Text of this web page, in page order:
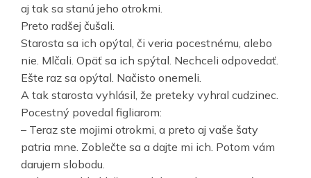
aj tak sa stanú jeho otrokmi.
Preto radšej čušali.
Starosta sa ich opýtal, či veria pocestnému, alebo
nie. Mlčali. Opäť sa ich spýtal. Nechceli odpovedať.
Ešte raz sa opýtal. Načisto onemeli.
A tak starosta vyhlásil, že preteky vyhral cudzinec.
Pocestný povedal figliarom:
– Teraz ste mojimi otrokmi, a preto aj vaše šaty
patria mne. Zoblečte sa a dajte mi ich. Potom vám
darujem slobodu.